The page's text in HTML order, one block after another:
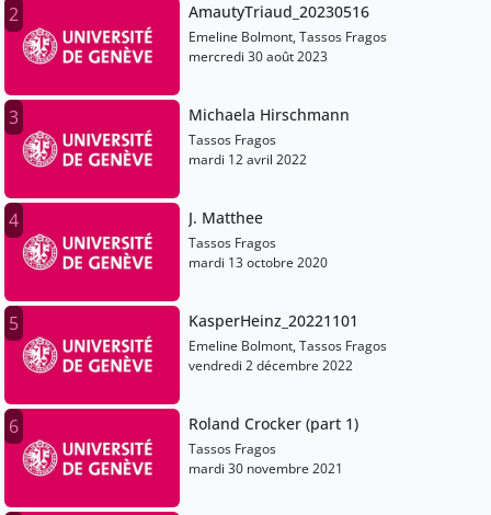
2 AmautyTriaud_20230516
Emeline Bolmont, Tassos Fragos
mercredi 30 août 2023
3 Michaela Hirschmann
Tassos Fragos
mardi 12 avril 2022
4 J. Matthee
Tassos Fragos
mardi 13 octobre 2020
5 KasperHeinz_20221101
Emeline Bolmont, Tassos Fragos
vendredi 2 décembre 2022
6 Roland Crocker (part 1)
Tassos Fragos
mardi 30 novembre 2021